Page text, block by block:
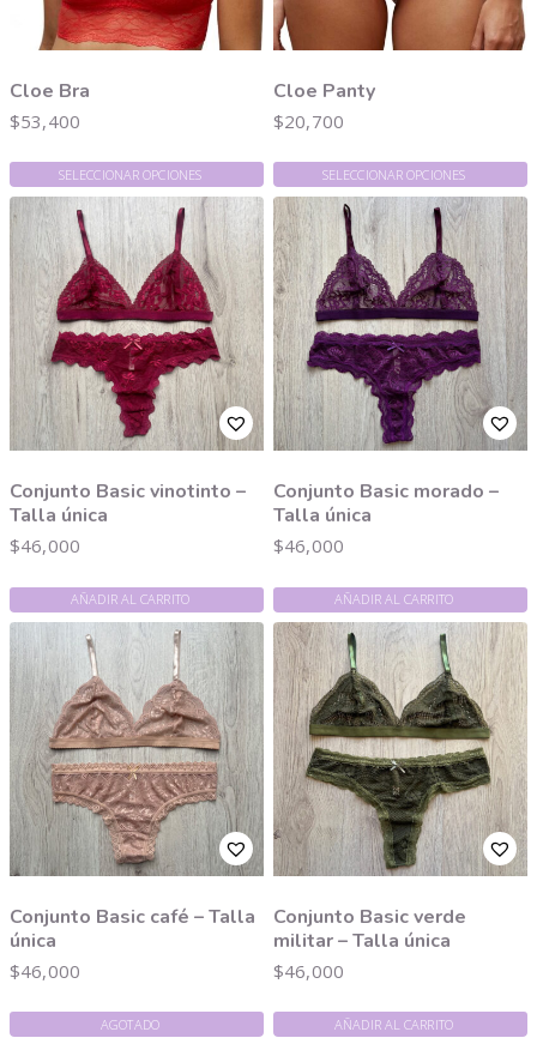
Cloe Bra
$53,400
SELECCIONAR OPCIONES
Cloe Panty
$20,700
SELECCIONAR OPCIONES
Conjunto Basic vinotinto –
Talla única
$46,000
AÑADIR AL CARRITO
Conjunto Basic morado –
Talla única
$46,000
AÑADIR AL CARRITO
Conjunto Basic café – Talla
única
$46,000
AGOTADO
Conjunto Basic verde
militar – Talla única
$46,000
AÑADIR AL CARRITO